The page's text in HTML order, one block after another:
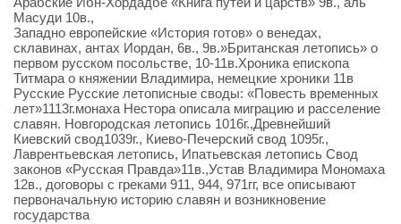
Масуди 10в.,
Западно европейские «История готов» о венедах,
склавинах, антах Иордан, 6в., 9в.»Британская летопись» о
первом русском посольстве, 10-11в.Хроника епископа
Титмара о княжении Владимира, немецкие хроники 11в
Русские Русские летописные своды: «Повесть временных
лет»1113г.монаха Нестора описала миграцию и расселение
славян. Новгородская летопись 1016г.,Древнейший
Киевский свод1039г., Киево-Печерский свод 1095г.,
Лаврентьевская летопись, Ипатьевская летопись Свод
законов «Русская Правда»11в.,Устав Владимира Мономаха
12в., договоры с греками 911, 944, 971гг, все описывают
первоначальную историю славян и возникновение
государства